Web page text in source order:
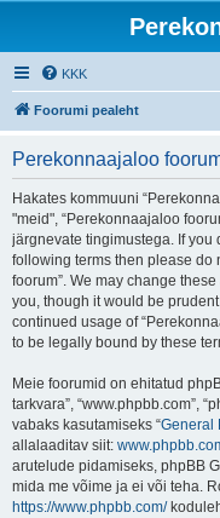
KKK
Foorumi pealeht
Perekonnaajaloo
Hakates kommuuni
"meid", “Perekonnaajaloo
järgnevate tingimustega. If you
following terms then please do
foorum”. We may change
you, though it would be
continued usage of
to be legally bound by these
Meie foorumid on ehitatud
tarkvara”, “www.phpbb.com”,
vabaks kasutamiseks “General
allalaaditav siit:
arutelude pidamiseks, phpBB
mida me võime ja ei või teha.
https://www.phpbb.com/